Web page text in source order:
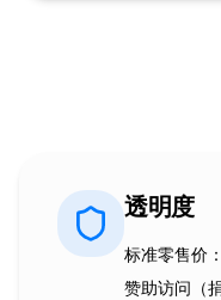
透明度
标准零售价：
赞助访问（